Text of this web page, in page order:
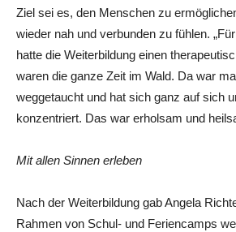
Ziel sei es, den Menschen zu
wieder nah und verbunden zu fühlen.
hatte die Weiterbildung einen
waren die ganze Zeit im Wald. Da war
weggetaucht und hat sich ganz auf sich
konzentriert. Das war erholsam und
Mit allen Sinnen erleben
Nach der Weiterbildung gab Angela
Rahmen von Schul- und Feriencamps